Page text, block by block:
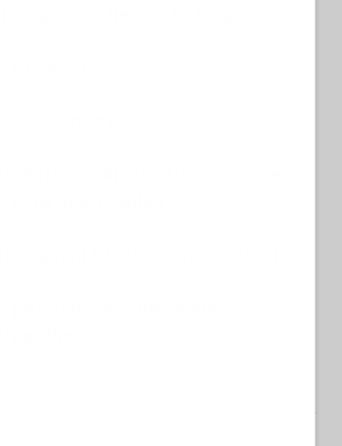
figli perché costa troppo
ibrida"?
è spezzata
ucraini nell'UE: cosa c'è
di Bruxelles
italiani (di Alessandro Volpi)
per evitare confusioni
Zhok)